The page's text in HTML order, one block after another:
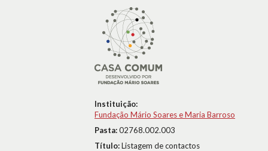
Instituição:
Fundação Mário Soares e Maria Barroso
Pasta:02768.002.003
Título:Listagem de contactos